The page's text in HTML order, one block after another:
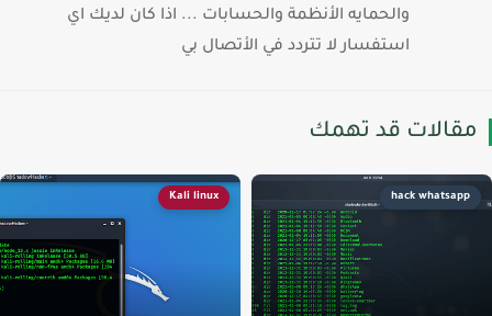
والحمايه الأنظمة والحسابات ... اذا كان لديك اي
استفسار لا تتردد في الأتصال بي
قد تهمك
hack whatsapp
Kali linux